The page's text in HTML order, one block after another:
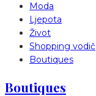
Moda
Ljepota
Život
Shopping vodič
Boutiques
Boutiques